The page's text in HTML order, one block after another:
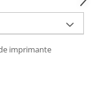
imprimante